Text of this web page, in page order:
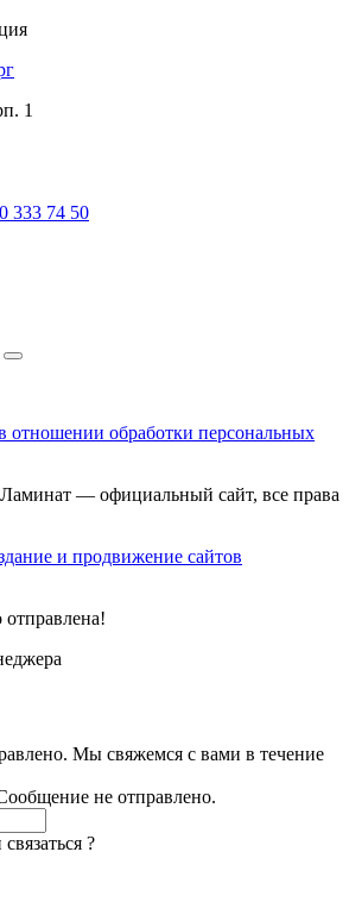
1
333 74 50
отношении обработки персональных
— официальный сайт, все права
и продвижение сайтов
Мы свяжемся с вами в течение
не отправлено.
?